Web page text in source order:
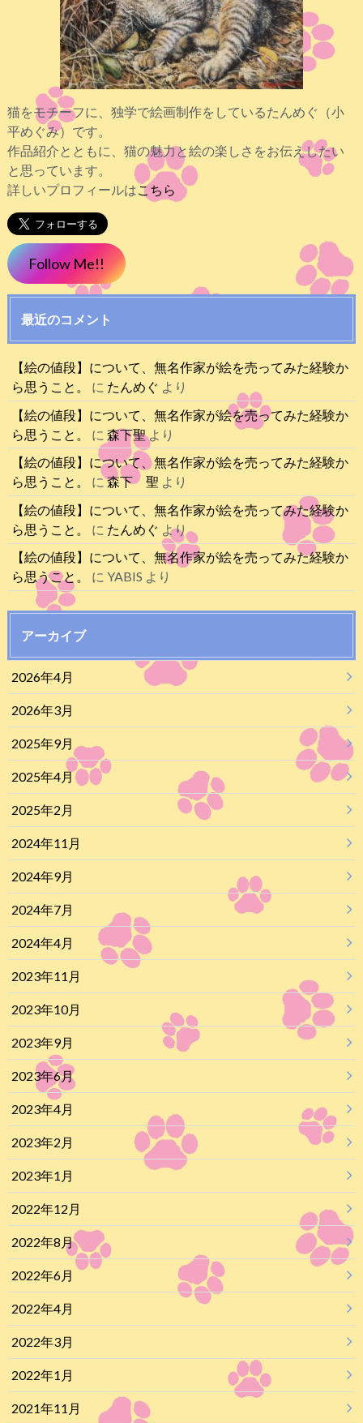
猫をモチーフに、独学で絵画制作をしているたんめぐ（小
平めぐみ）です。
作品紹介とともに、猫の魅力と絵の楽しさをお伝えしたい
と思っています。
詳しいプロフィールはこちら
Follow Me!!
最近のコメント
【絵の値段】について、無名作家が絵を売ってみた経験か
ら思うこと。
に たんめぐ より
【絵の値段】について、無名作家が絵を売ってみた経験か
ら思うこと。
に 森下聖より
【絵の値段】について、無名作家が絵を売ってみた経験か
ら思うこと。
に森下 聖 より
【絵の値段】について、無名作家が絵を売ってみた経験か
ら思うこと。
に たんめぐ より
【絵の値段】について、無名作家が絵を売ってみた経験か
ら思うこと。
に YABIS より
アーカイブ
2026年4月
2026年3月
2025年9月
2025年4月
2025年2月
2024年11月
2024年9月
2024年7月
2024年4月
2023年11月
2023年10月
2023年9月
2023年6月
2023年4月
2023年2月
2023年1月
2022年12月
2022年8月
2022年6月
2022年4月
2022年3月
2022年1月
2021年11月